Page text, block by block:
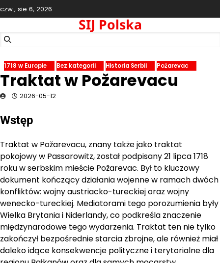
Skip
to
czw., sie 6, 2026
SIJ Polska
1718 w Europie Bez kategorii Historia Serbii Požarevac
Traktat w Požarevacu
2026-05-12
Wstęp
Traktat w Požarevacu, znany także jako traktat
pokojowy w Passarowitz, został podpisany 21 lipca 1718
roku w serbskim mieście Požarevac. Był to kluczowy
dokument kończący działania wojenne w ramach dwóch
konfliktów: wojny austriacko-tureckiej oraz wojny
wenecko-tureckiej. Mediatorami tego porozumienia były
Wielka Brytania i Niderlandy, co podkreśla znaczenie
międzynarodowe tego wydarzenia. Traktat ten nie tylko
zakończył bezpośrednie starcia zbrojne, ale również miał
daleko idące konsekwencje polityczne i terytorialne dla